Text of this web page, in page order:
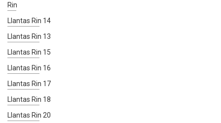
Rin
Llantas Rin 14
Llantas Rin 13
Llantas Rin 15
Llantas Rin 16
Llantas Rin 17
Llantas Rin 18
Llantas Rin 20